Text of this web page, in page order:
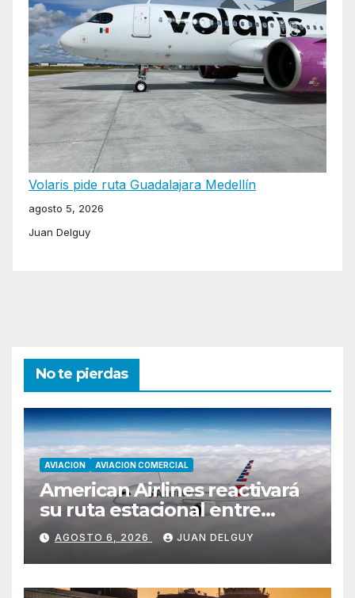
Volaris pide ruta Guadalajara Medellín
agosto 5, 2026
Juan Delguy
No te pierdas
AVIACION AVIACION COMERCIAL
American Airlines reactivará
su ruta estacional entre
Miami y Montevideo con
vuelos diarios
AGOSTO 6, 2026 JUAN DELGUY